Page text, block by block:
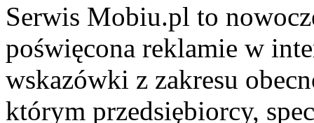
Serwis Mobiu.pl to
poświęcona reklamie w
wskazówki z zakresu
którym przedsiębiorcy,